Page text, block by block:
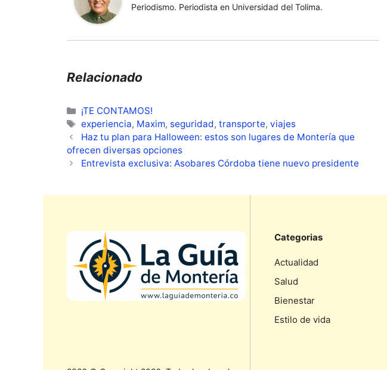
Periodismo. Periodista en Universidad del Tolima.
Relacionado
Categorías
¡TE CONTAMOS!
Etiquetas
experiencia, Maxim, seguridad,transporte,viajes
Haz tu plan para Halloween: estos son lugares de Montería que
ofrecen diversas opciones
Entrevista exclusiva: Asobares Córdoba tiene nuevo presidente
Categorias
Actualidad
Salud
Bienestar
Estilo de vida